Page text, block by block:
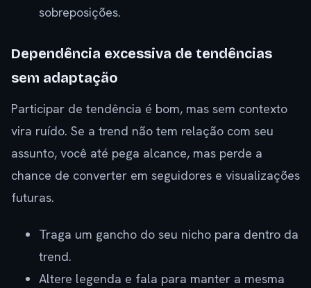
sobreposições.
Dependência excessiva de tendências
sem adaptação
Participar de tendência é bom, mas sem contexto
vira ruído. Se a trend não tem relação com seu
assunto, você até pega alcance, mas perde a
chance de converter em seguidores e visualizações
futuras.
Traga um gancho do seu nicho para dentro da
trend.
Altere legenda e fala para manter a mesma